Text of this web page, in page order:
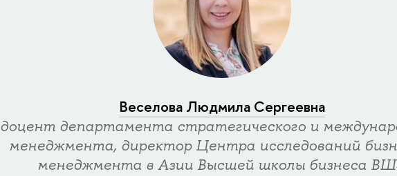
Веселова Людмила Сергеевна
доцент департамента стратегического и
менеджмента, директор Центра исследований
менеджмента в Азии Высшей школы бизнеса